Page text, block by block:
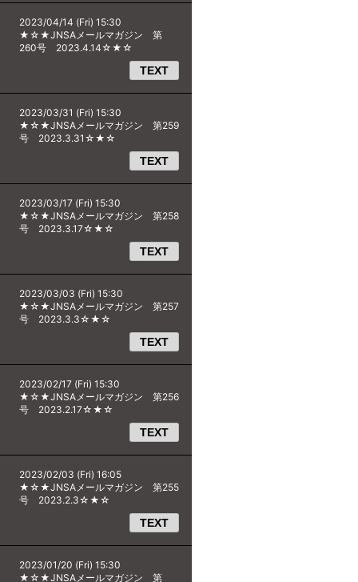
2023/04/14 (Fri) 15:30
★☆★JNSAメールマガジン 第
260号 2023.4.14☆★☆
TEXT
2023/03/31 (Fri) 15:30
★☆★JNSAメールマガジン 第259
号 2023.3.31☆★☆
TEXT
2023/03/17 (Fri) 15:30
★☆★JNSAメールマガジン 第258
号 2023.3.17☆★☆
TEXT
2023/03/03 (Fri) 15:30
★☆★JNSAメールマガジン 第257
号 2023.3.3☆★☆
TEXT
2023/02/17 (Fri) 15:30
★☆★JNSAメールマガジン 第256
号 2023.2.17☆★☆
TEXT
2023/02/03 (Fri) 16:05
★☆★JNSAメールマガジン 第255
号 2023.2.3☆★☆
TEXT
2023/01/20 (Fri) 15:30
★☆★JNSAメールマガジン 第